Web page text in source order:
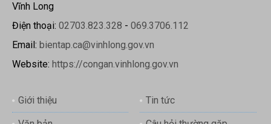
Vĩnh Long
Điện thoại: 02703.823.328 - 069.3706.112
Email: bientap.ca@vinhlong.gov.vn
Website: https://congan.vinhlong.gov.vn
Giới thiệu Tin tức